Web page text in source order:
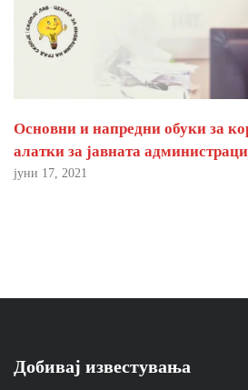
Основни и напредни обуки за
алатки за јавната
јуни 17, 2021
Добивај известувања